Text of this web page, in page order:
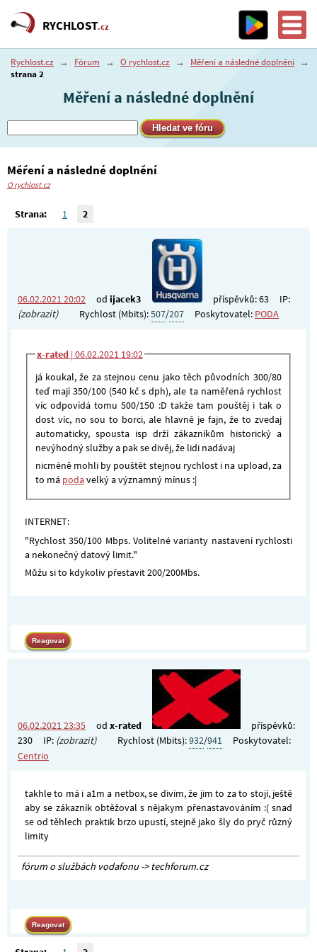
RYCHLOST.cz
Rychlost.cz → Fórum → O rychlost.cz → Měření a následné doplnění →
strana 2
Měření a následné doplnění
Měření a následné doplnění
O rychlost.cz
Strana: 1 2
06.02.2021 20:02 od ijacek3 příspěvků: 63
IP:
(zobrazit)
Rychlost (Mbits):507/207 Poskytovatel: PODA
x-rated | 06.02.2021 19:02
já koukal, že za stejnou cenu jako těch původních 300/80
teď mají 350/100 (540 kč s dph), ale ta naměřená rychlost
víc odpovídá tomu 500/150 :D takže tam pouštěj i tak o
dost víc, no sou to borci, ale hlavně je fajn, že to zvedaj
automaticky, spousta isp drží zákazníkům historický a
nevýhodný služby a pak se divěj, že lidi nadávaj
nicméně mohli by pouštět stejnou rychlost i na upload, za
to má podavelký a významný mínus :|
INTERNET:
"Rychlost 350/100 Mbps. Volitelné varianty nastavení rychlosti
a nekonečný datový limit."
Můžu si to kdykoliv přestavit 200/200Mbs.
06.02.2021 23:35 od x-rated
příspěvků:
230
IP: (zobrazit) Rychlost (Mbits):932/941
Poskytovatel:
Centrio
takhle to má i a1m a netbox, se divim, že jim to za to stojí, ještě
aby se zákazník obtěžoval s nějakym přenastavováním :( snad
se od těhlech praktik brzo upustí, stejně jako šly do pryč různý
limity
fórum o službách vodafonu -> techforum.cz